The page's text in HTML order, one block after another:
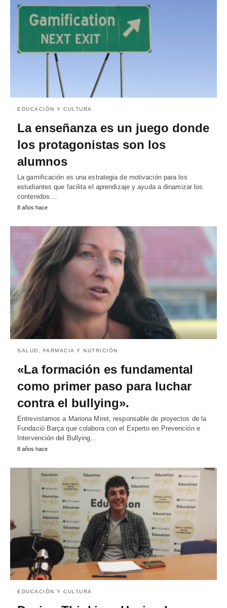
EDUCACIÓN Y CULTURA
La enseñanza es un juego donde
los protagonistas son los
alumnos
La gamificación es una estrategia de motivación para los
estudiantes que facilita el aprendizaje y ayuda a dinamizar los
contenidos.…
8 años hace
SALUD, FARMACIA Y NUTRICIÓN
«La formación es fundamental
como primer paso para luchar
contra el bullying».
Entrevistamos a Mariona Miret, responsable de proyectos de la
Fundació Barça que colabora con el Experto en Prevención e
Intervención del Bullying…
8 años hace
EDUCACIÓN Y CULTURA